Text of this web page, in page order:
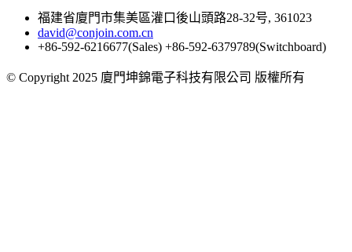
福建省廈門市集美區灌口後山頭路28-32号, 361023
david@conjoin.com.cn
+86-592-6216677(Sales) +86-592-6379789(Switchboard)
© Copyright 2025 廈門坤錦電子科技有限公司 版權所有